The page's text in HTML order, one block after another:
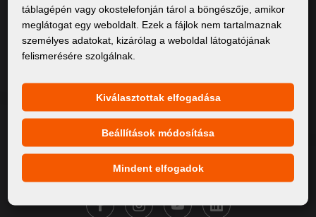
Rólunk
Termékek
Márkáink
Kapcsolat
KÖVESSE A FORTUNA DIGITAL GROUP
táblagépén vagy okostelefonján tárol a böngészője, amikor
meglátogat egy weboldalt. Ezek a fájlok nem tartalmaznak
személyes adatokat, kizárólag a weboldal látogatójának
felismerésére szolgálnak.
Kiválasztottak elfogadása
Beállítások módosítása
Mindent elfogadok